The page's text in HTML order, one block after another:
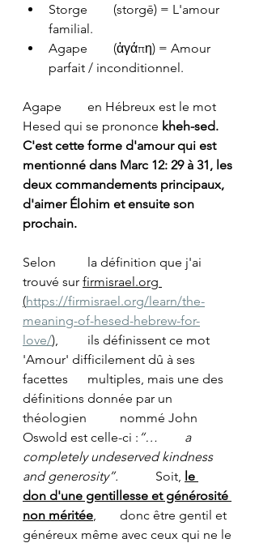
Storge 	(storgē) = L'amour
familial.
Agape 	(ἀγάπη) = Amour
parfait / inconditionnel.
Agape 	en Hébreux est le mot
Hesed qui se prononce kheh-sed.
C'est cette forme d'amour qui est
mentionné dans Marc 12: 29 à 31, les
deux commandements principaux,
d'aimer Élohim et ensuite son
prochain.
Selon 	la définition que j'ai
trouvé sur firmisrael.org
(https://firmisrael.org/learn/the-
meaning-of-hesed-hebrew-for-
love/), 	ils définissent ce mot
'Amour' difficilement dû à ses
facettes 	multiples, mais une des
définitions donnée par un
théologien 	nommé John
Oswold est celle-ci : “… 	a
completely undeserved kindness
and generosity”.
Soit, le
don d'une gentillesse et générosité
non méritée,
généreux même avec ceux qui ne le